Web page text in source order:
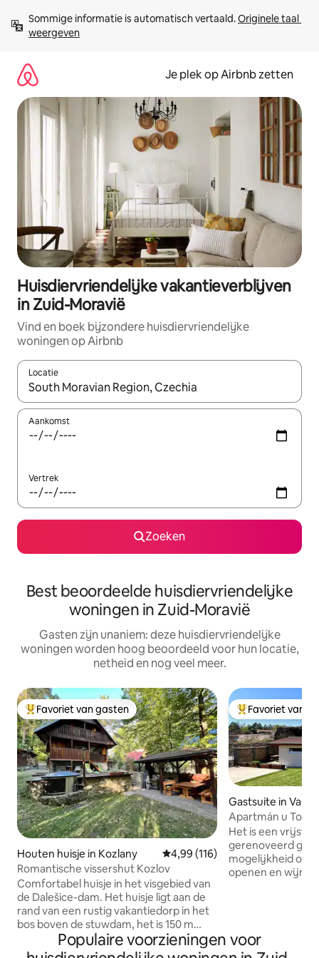
direct
naar
Sommige informatie is automatisch vertaald. Originele taal
weergeven
Je plek op Airbnb zetten
Huisdiervriendelijke vakantieverblijven
in Zuid-Moravië
Vind en boek bijzondere huisdiervriendelijke
woningen op Airbnb
Locatie
Wanneer er resultaten beschikbaar zijn, maak je een keuze
Aankomst
Vertrek
Zoeken
Best beoordeelde huisdiervriendelijke
woningen in Zuid-Moravië
Gasten zijn unaniem: deze huisdiervriendelijke
woningen worden hoog beoordeeld voor hun locatie,
netheid en nog veel meer.
Topfavoriet van gasten
Favoriet van gasten
Houten huisje in Kozlany Gemiddelde beoordeling van
4,99 (116)
Romantische vissershut Kozlov
Comfortabel huisje in het visgebied van
de Dalešice-dam. Het huisje ligt aan de
rand van een rustig vakantiedorp in het
bos boven de stuwdam, het is 150 m
naar het water via een pad vanaf de
helling, of met een terreinwagen of te
Topfavoriet van
Favoriet van
Gastsuite in
Apartmán u Toma
Het is een
gerenoveerd
mogelijkheid om
openen en wijn
tent in de tuin op
beschikbaar
Populaire voorzieningen voor